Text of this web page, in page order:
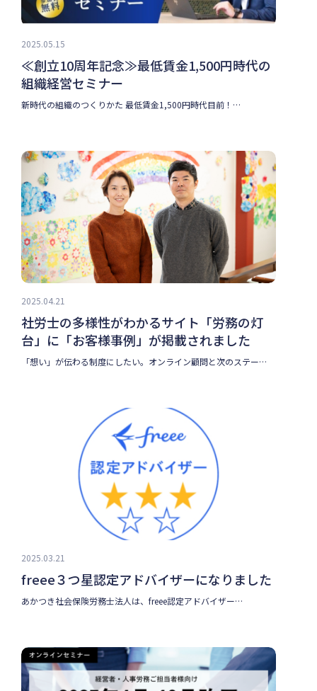
2025.05.15
≪創立10周年記念≫最低賃金1,500円時代の
組織経営セミナー
新時代の組織のつくりかた 最低賃金1,500円時代目前！…
2025.04.21
社労士の多様性がわかるサイト「労務の灯
台」に「お客様事例」が掲載されました
「想い」が伝わる制度にしたい。オンライン顧問と次のステー…
2025.03.21
freee３つ星認定アドバイザーになりました
あかつき社会保険労務士法人は、freee認定アドバイザー…